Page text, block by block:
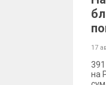
17
на